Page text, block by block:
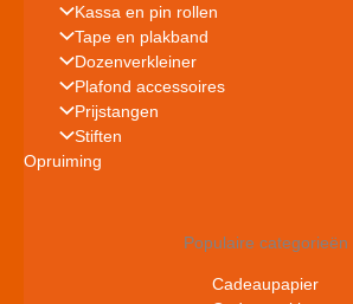
Kassa en pin rollen
Tape en plakband
Dozenverkleiner
Plafond accessoires
Prijstangen
Stiften
Opruiming
Populaire categorieën
Cadeaupapier